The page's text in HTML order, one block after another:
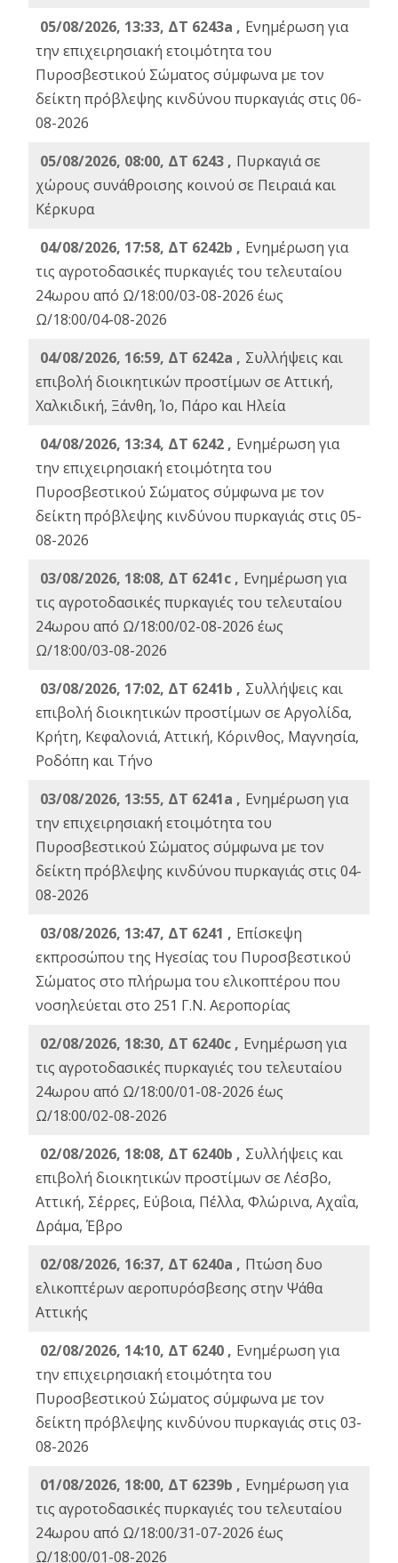
05/08/2026, 13:33, ΔΤ 6243a , Ενημέρωση για
την επιχειρησιακή ετοιμότητα του
Πυροσβεστικού Σώματος σύμφωνα με τον
δείκτη πρόβλεψης κινδύνου πυρκαγιάς στις 06-
08-2026
05/08/2026, 08:00, ΔΤ 6243 , Πυρκαγιά σε
χώρους συνάθροισης κοινού σε Πειραιά και
Κέρκυρα
04/08/2026, 17:58, ΔΤ 6242b , Ενημέρωση για
τις αγροτοδασικές πυρκαγιές του τελευταίου
24ωρου από Ω/18:00/03-08-2026 έως
Ω/18:00/04-08-2026
04/08/2026, 16:59, ΔΤ 6242a , Συλλήψεις και
επιβολή διοικητικών προστίμων σε Αττική,
Χαλκιδική, Ξάνθη, Ίο, Πάρο και Ηλεία
04/08/2026, 13:34, ΔΤ 6242 , Ενημέρωση για
την επιχειρησιακή ετοιμότητα του
Πυροσβεστικού Σώματος σύμφωνα με τον
δείκτη πρόβλεψης κινδύνου πυρκαγιάς στις 05-
08-2026
03/08/2026, 18:08, ΔΤ 6241c , Ενημέρωση για
τις αγροτοδασικές πυρκαγιές του τελευταίου
24ωρου από Ω/18:00/02-08-2026 έως
Ω/18:00/03-08-2026
03/08/2026, 17:02, ΔΤ 6241b , Συλλήψεις και
επιβολή διοικητικών προστίμων σε Αργολίδα,
Κρήτη, Κεφαλονιά, Αττική, Κόρινθος, Μαγνησία,
Ροδόπη και Τήνο
03/08/2026, 13:55, ΔΤ 6241a , Ενημέρωση για
την επιχειρησιακή ετοιμότητα του
Πυροσβεστικού Σώματος σύμφωνα με τον
δείκτη πρόβλεψης κινδύνου πυρκαγιάς στις 04-
08-2026
03/08/2026, 13:47, ΔΤ 6241 , Επίσκεψη
εκπροσώπου της Ηγεσίας του Πυροσβεστικού
Σώματος στο πλήρωμα του ελικοπτέρου που
νοσηλεύεται στο 251 Γ.Ν. Αεροπορίας
02/08/2026, 18:30, ΔΤ 6240c , Ενημέρωση για
τις αγροτοδασικές πυρκαγιές του τελευταίου
24ωρου από Ω/18:00/01-08-2026 έως
Ω/18:00/02-08-2026
02/08/2026, 18:08, ΔΤ 6240b , Συλλήψεις και
επιβολή διοικητικών προστίμων σε Λέσβο,
Αττική, Σέρρες, Εύβοια, Πέλλα, Φλώρινα, Αχαΐα,
Δράμα, Έβρο
02/08/2026, 16:37, ΔΤ 6240a , Πτώση δυο
ελικοπτέρων αεροπυρόσβεσης στην Ψάθα
Αττικής
02/08/2026, 14:10, ΔΤ 6240 , Ενημέρωση για
την επιχειρησιακή ετοιμότητα του
Πυροσβεστικού Σώματος σύμφωνα με τον
δείκτη πρόβλεψης κινδύνου πυρκαγιάς στις 03-
08-2026
01/08/2026, 18:00, ΔΤ 6239b , Ενημέρωση για
τις αγροτοδασικές πυρκαγιές του τελευταίου
24ωρου από Ω/18:00/31-07-2026 έως
Ω/18:00/01-08-2026